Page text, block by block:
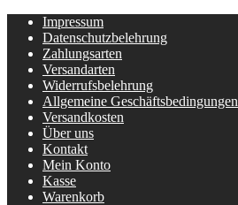
Impressum
Datenschutzbelehrung
Zahlungsarten
Versandarten
Widerrufsbelehrung
Allgemeine Geschäftsbedingungen
Versandkosten
Über uns
Kontakt
Mein Konto
Kasse
Warenkorb